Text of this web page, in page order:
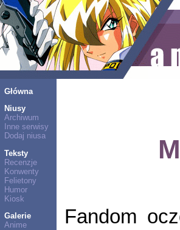
Główna
Niusy
Archiwum
Inne serwisy
Dodaj niusa
Teksty
Recenzje
Konwenty
Felietony
Humor
Kiosk
Galerie
Anime
Fandom